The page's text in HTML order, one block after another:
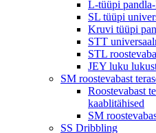
L-tüüpi
SL tüüpi
Kruvi tüüpi
STT
STL
JEY luku
SM roostevabast
Roostevabast
kaablitähised
SM
SS Dribbling